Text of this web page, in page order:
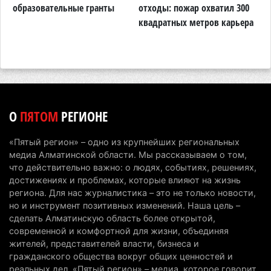
тарифы
210
первоклассников начнут учить искусственному
6 августа 2026 г. 10:47
Казахстанцы назвали доход, при котором не
считают себя бедными
6 августа 2026 г. 09:52 161
Пожар в Аксайском ущелье под Алматы
полностью ликвидирован спустя три дня
6 августа 2026 г. 08:51 236
образовательные гранты
отходы: пожар охватил 300
квадратных метров карьера
ОПЯТОМ РЕГИОНЕ
«Пятый регион» – одно из крупнейших региональных
медиа Алматинской области. Мы рассказываем о том,
что действительно важно: о людях, событиях, решениях,
достижениях и проблемах, которые влияют на жизнь
региона. Для нас журналистика – это не только новости,
но и инструмент позитивных изменений. Наша цель –
сделать Алматинскую область более открытой,
современной и комфортной для жизни, объединяя
жителей, представителей власти, бизнеса и
гражданского общества вокруг общих ценностей и
реальных дел. «Пятый регион» – медиа, которое говорит